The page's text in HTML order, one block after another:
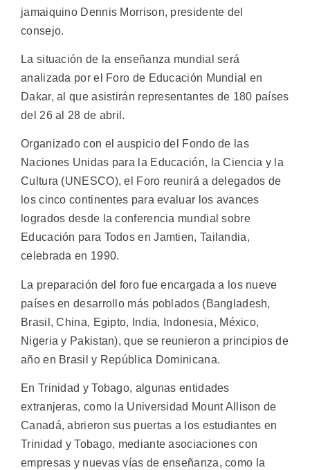
jamaiquino Dennis Morrison, presidente del
consejo.
La situación de la enseñanza mundial será
analizada por el Foro de Educación Mundial en
Dakar, al que asistirán representantes de 180 países
del 26 al 28 de abril.
Organizado con el auspicio del Fondo de las
Naciones Unidas para la Educación, la Ciencia y la
Cultura (UNESCO), el Foro reunirá a delegados de
los cinco continentes para evaluar los avances
logrados desde la conferencia mundial sobre
Educación para Todos en Jamtien, Tailandia,
celebrada en 1990.
La preparación del foro fue encargada a los nueve
países en desarrollo más poblados (Bangladesh,
Brasil, China, Egipto, India, Indonesia, México,
Nigeria y Pakistan), que se reunieron a principios de
año en Brasil y República Dominicana.
En Trinidad y Tobago, algunas entidades
extranjeras, como la Universidad Mount Allison de
Canadá, abrieron sus puertas a los estudiantes en
Trinidad y Tobago, mediante asociaciones con
empresas y nuevas vías de enseñanza, como la